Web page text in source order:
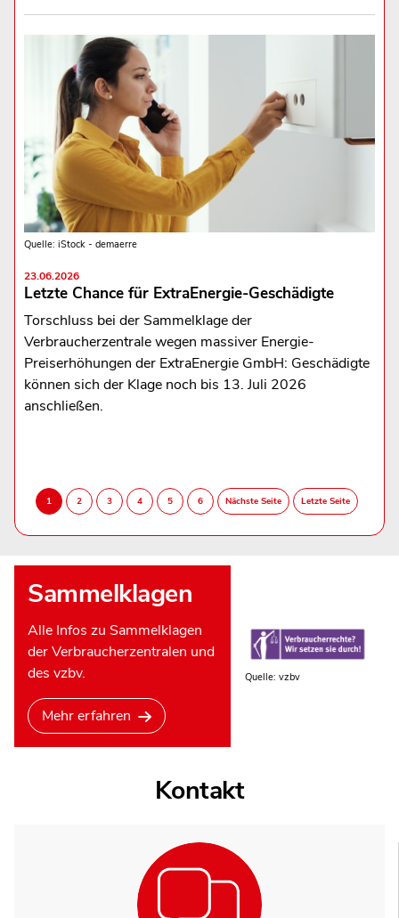
Quelle: iStock - demaerre
23.06.2026
Letzte Chance für ExtraEnergie-Geschädigte
Torschluss bei der Sammelklage der
Verbraucherzentrale wegen massiver Energie-
Preiserhöhungen der ExtraEnergie GmbH: Geschädigte
können sich der Klage noch bis 13. Juli 2026
anschließen.
Sammelklagen
Alle Infos zu Sammelklagen
der Verbraucherzentralen und
des vzbv.
Mehr erfahren
Quelle: vzbv
Kontakt